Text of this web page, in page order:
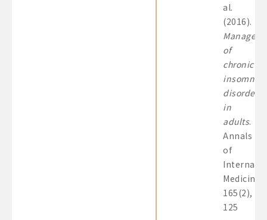
al.
(2016).
of
chronic
insomnia
disorder
in
adults.
Annals
of
Internal
Medicine,
165(2),
125